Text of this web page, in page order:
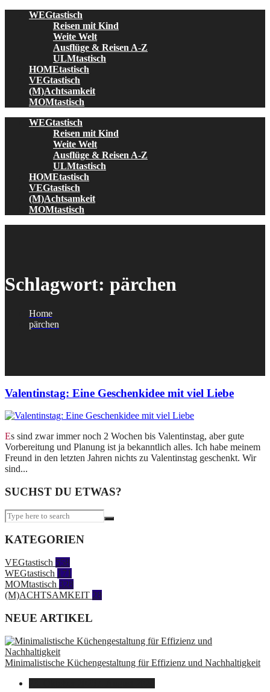
WEGtastisch
Reisen mit Kind
Weite Welt
Ausflüge & Reisen A-Z
ULMtastisch
HOMEtastisch
VEGtastisch
(M)Achtsamkeit
MOMtastisch
WEGtastisch
Reisen mit Kind
Weite Welt
Ausflüge & Reisen A-Z
ULMtastisch
HOMEtastisch
VEGtastisch
(M)Achtsamkeit
MOMtastisch
Schlagwort: pärchen
Home
pärchen
Valentinstag: Eine Geschenkidee mit viel Liebe
Es sind zwar immer noch 2 Wochen bis Valentinstag, aber gute
Vorbereitung und Planung ist ja bekanntlich alles. Ich habe meinem
Freund in den letzten Jahren nichts zu Valentinstag geschenkt. Wir
sind...
SUCHST DU ETWAS?
KATEGORIEN
VEGtastisch 558
WEGtastisch 171
MOMtastisch 328
(M)ACHTSAMKEIT 28
NEUE ARTIKEL
Minimalistische Küchengestaltung für Effizienz und Nachhaltigkeit